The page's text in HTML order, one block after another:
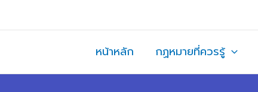
หน้าหลัก กฏหมายที่ควรรู้